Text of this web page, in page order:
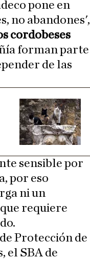
pone en
no abandones',
cordobeses
forman parte
de las
sensible por
por eso
ni un
que requiere
Protección de
el SBA de